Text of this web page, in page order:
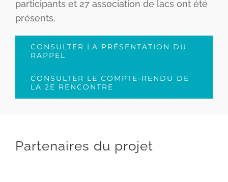
participants et 27 association de lacs ont été
présents.
CONSULTER LA PRÉSENTATION DU
RAPPEL
CONSULTER LE COMPTE-RENDU DE
LA 2E RENCONTRE
Partenaires du projet